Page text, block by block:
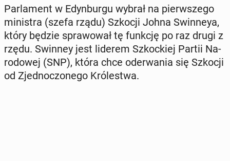
Par­la­ment w Edyn­bur­gu wybrał na pierw­sze­go
mi­ni­stra (szefa rządu) Szkocji Johna Swin­neya,
który będzie spra­wo­wał tę funkcję po raz drugi z
rzędu. Swinney jest liderem Szkoc­kiej Partii Na­
ro­do­wej (SNP), która chce ode­rwa­nia się Szkocji
od Zjed­no­czo­ne­go Kró­le­stwa.